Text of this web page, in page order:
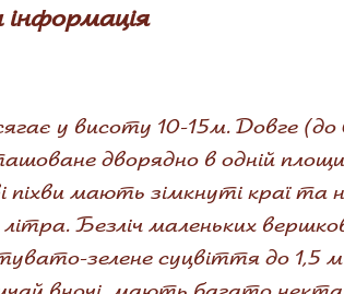
у висоту 10-15м. Довге
дворядно в одній
піхви мають зімкнуті краї та
Безліч маленьких
зелене суцвіття до 1,5 м